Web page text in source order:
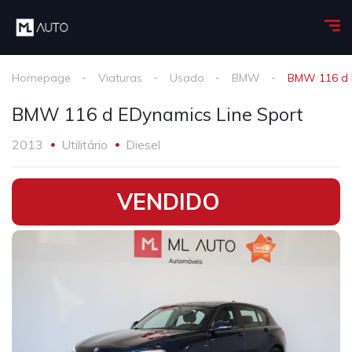
Homepage Viaturas Usado BMW BMW 116 d
BMW 116 d EDynamics Line Sport
2013 Utilitário Diesel
•
VENDIDO